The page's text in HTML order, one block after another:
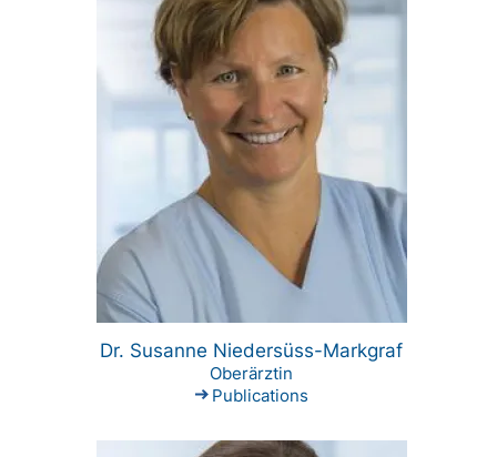
Dr. Susanne Niedersüss-Markgraf
Oberärztin
Publications